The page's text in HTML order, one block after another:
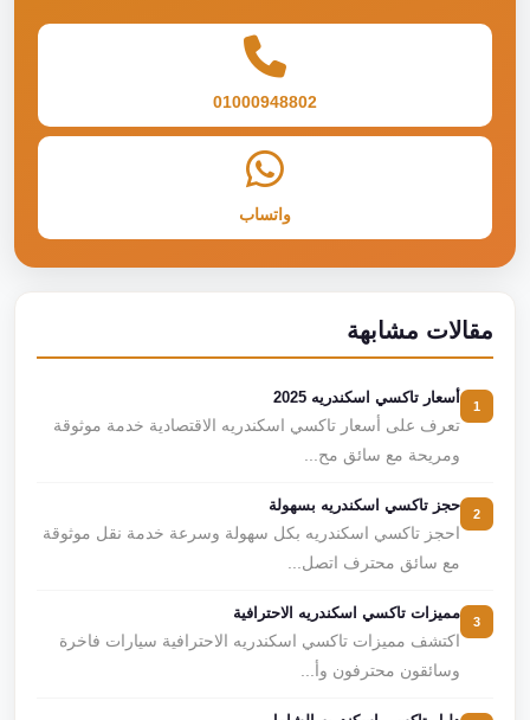
01000948802
واتساب
مقالات مشابهة
أسعار تاكسي اسكندريه 2025
تعرف على أسعار تاكسي اسكندريه الاقتصادية خدمة موثوقة
ومريحة مع سائق مح...
حجز تاكسي اسكندريه بسهولة
احجز تاكسي اسكندريه بكل سهولة وسرعة خدمة نقل موثوقة
مع سائق محترف اتصل...
مميزات تاكسي اسكندريه الاحترافية
اكتشف مميزات تاكسي اسكندريه الاحترافية سيارات فاخرة
وسائقون محترفون وأ...